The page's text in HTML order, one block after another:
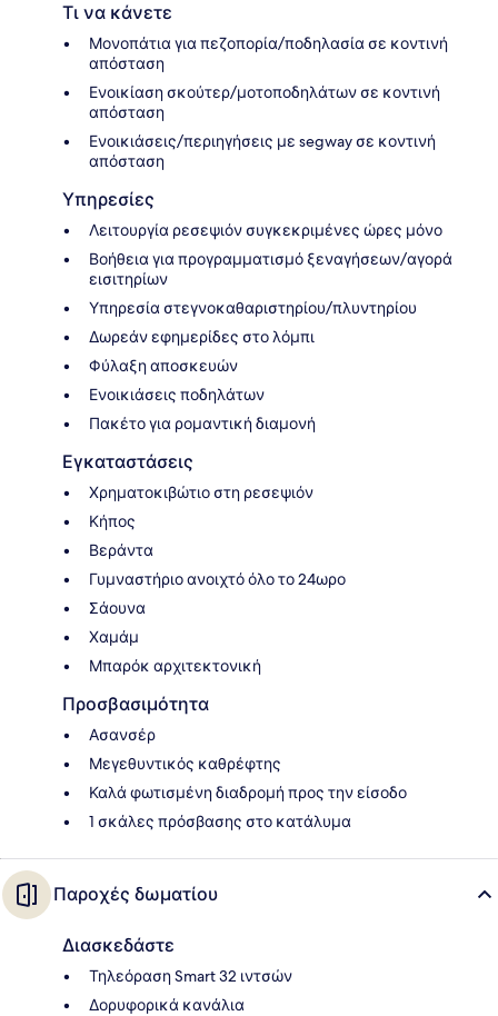
Τι να κάνετε
Μονοπάτια για πεζοπορία/ποδηλασία σε κοντινή
απόσταση
Ενοικίαση σκούτερ/μοτοποδηλάτων σε κοντινή
απόσταση
Ενοικιάσεις/περιηγήσεις με segway σε κοντινή
απόσταση
Υπηρεσίες
Λειτουργία ρεσεψιόν συγκεκριμένες ώρες μόνο
Βοήθεια για προγραμματισμό ξεναγήσεων/αγορά
εισιτηρίων
Υπηρεσία στεγνοκαθαριστηρίου/πλυντηρίου
Δωρεάν εφημερίδες στο λόμπι
Φύλαξη αποσκευών
Ενοικιάσεις ποδηλάτων
Πακέτο για ρομαντική διαμονή
Εγκαταστάσεις
Χρηματοκιβώτιο στη ρεσεψιόν
Κήπος
Βεράντα
Γυμναστήριο ανοιχτό όλο το 24ωρο
Σάουνα
Χαμάμ
Μπαρόκ αρχιτεκτονική
Προσβασιμότητα
Ασανσέρ
Μεγεθυντικός καθρέφτης
Καλά φωτισμένη διαδρομή προς την είσοδο
1 σκάλες πρόσβασης στο κατάλυμα
Παροχές δωματίου
Διασκεδάστε
Τηλεόραση Smart 32 ιντσών
Δορυφορικά κανάλια